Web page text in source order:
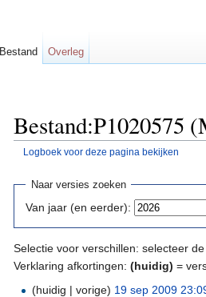
Bestand:P1020575
Logboek voor deze pagina bekijken
Naar versies zoeken
Van jaar (en eerder):
Selectie voor verschillen: selecteer
Verklaring afkortingen: (huidig) =
(huidig | vorige) 19 sep 2009
Bestand Overleg